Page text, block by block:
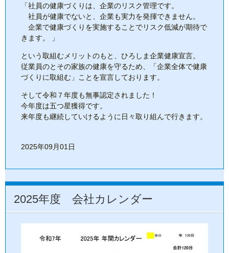
「社員の健康づくりは、企業のリスク管理です。
社員が健康でないと、企業も実力を発揮できません。
企業で健康づくりを実施することでリスク低減が期待で
きます。 」
という取組むメリットのもと、ひろしま企業健康宣言。
従業員のとその家族の健康を守るため、「企業全体で健康
づくりに取組む」ことを宣言しております。
そして令和７年度も無事認定されました！
今年度は五つ星獲得です。
来年度も継続していけるように日々取り組んで行きます。
2025年09月01日
2025年度 会社カレンダー